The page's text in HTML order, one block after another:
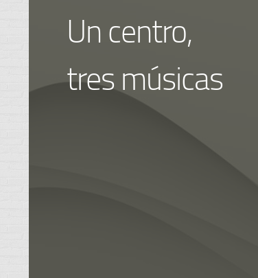
Un centro,
tres músicas